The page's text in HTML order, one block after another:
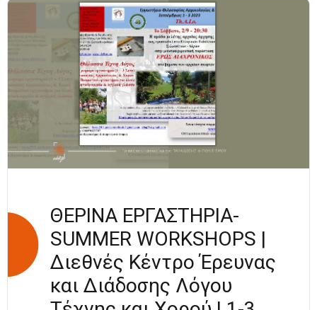
ΣΥΛΛΟΓΟΣ
ΚΑΛΟΧΩΡΙΟΥ |
25 ΑΥΓΟΥΣΤΟΥ
2023
ΘΕΡΙΝΑ ΕΡΓΑΣΤΗΡΙΑ-
SUMMER WORKSHOPS |
Διεθνές Κέντρο Έρευνας
και Διάδοσης Λόγου